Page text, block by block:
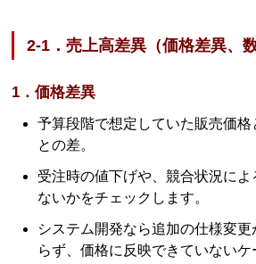
2-1．売上高差異（価格差異、
1．価格差異
予算段階で想定していた販売価
との差。
受注時の値下げや、競合状況に
ないかをチェックします。
システム開発なら追加の仕様変
らず、価格に反映できていないケ